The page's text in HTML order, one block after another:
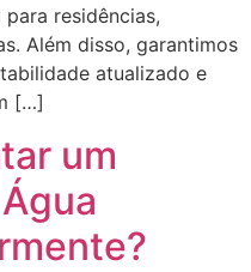
residências,
Além disso, garantimos
atualizado e
[…]
um